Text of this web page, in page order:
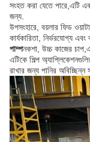
সংহত করা যেতে পারে,এটি
জন্য.
উপসংহারে, বয়লার ফিড
কার্যকারিতা, নির্ভরযোগ্য এবং
পাম্পনকশা, উচ্চ কাজের
এটিকে শিল্প
রাখার জন্য পানির